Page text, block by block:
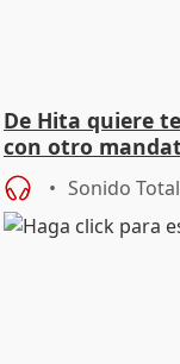
De Hita quiere
con otro
Sonido